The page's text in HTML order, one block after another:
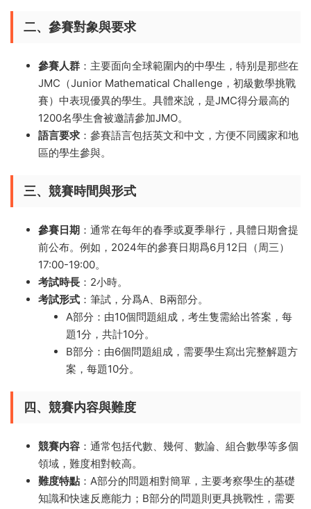
二、參賽對象與要求
參賽人群 ：主要面向全球範圍内的中學生，特别是那些在
JMC（Junior Mathematical Challenge，初級數學挑戰
賽）中表現優異的學生。具體來說，是JMC得分最高的
1200名學生會被邀請參加JMO。
語言要求 ：參賽語言包括英文和中文，方便不同國家和地
區的學生參與。
三、競賽時間與形式
參賽日期 ：通常在每年的春季或夏季舉行，具體日期會提
前公布。例如，2024年的參賽日期爲6月12日（周三）
17:00-19:00。
考試時長 ：2小時。
考試形式 ：筆試，分爲A、B兩部分。
A部分：由10個問題組成，考生隻需給出答案，每
題1分，共計10分。
B部分：由6個問題組成，需要學生寫出完整解題方
案，每題10分。
四、競賽内容與難度
競賽内容 ：通常包括代數、幾何、數論、組合數學等多個
領域，難度相對較高。
難度特點 ：A部分的問題相對簡單，主要考察學生的基礎
知識和快速反應能力；B部分的問題則更具挑戰性，需要